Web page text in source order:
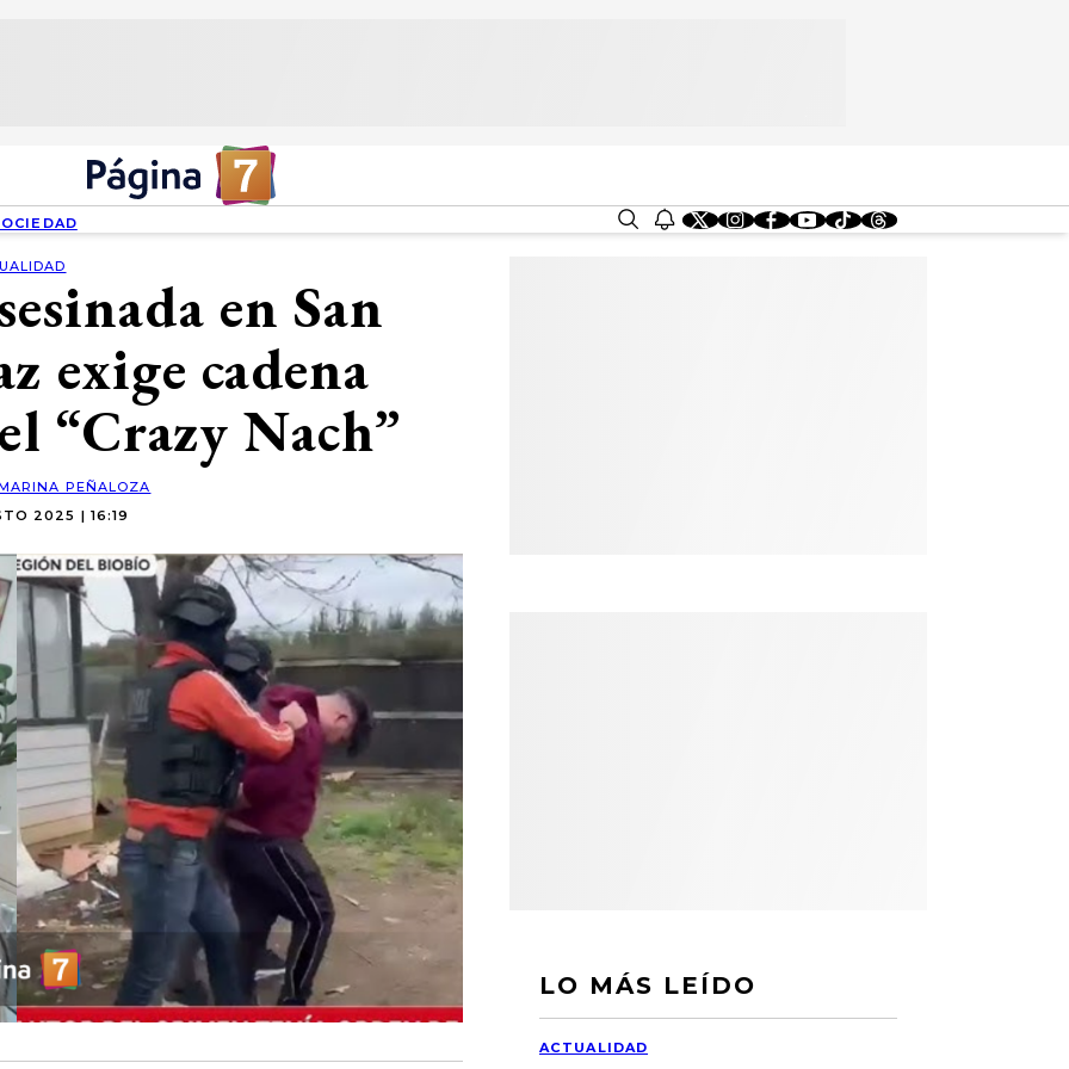
en San
exige cadena
“Crazy Nach”
PEÑALOZA
2025 | 16:19
LO MÁS LEÍDO
ACTUALIDAD